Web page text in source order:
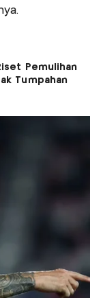
Pemulihan
Tumpahan